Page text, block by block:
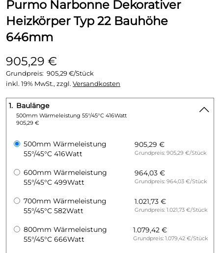
Purmo Narbonne Dekorativer
Heizkörper Typ 22 Bauhöhe
646mm
905,29 €
Grundpreis: 905,29 €/Stück
inkl. 19% MwSt., zzgl. Versandkosten
1. Baulänge
500mm Wärmeleistung 55°/45°C 416Watt
905,29 €
500mm Wärmeleistung
55°/45°C 416Watt
905,29 €
Grundpreis: 905,29 €/Stück
600mm Wärmeleistung
55°/45°C 499Watt
964,03 €
Grundpreis: 964,03 €/Stück
700mm Wärmeleistung
55°/45°C 582Watt
1.021,73 €
Grundpreis: 1.021,73 €/Stück
800mm Wärmeleistung
55°/45°C 666Watt
1.079,42 €
Grundpreis: 1.079,42 €/Stück